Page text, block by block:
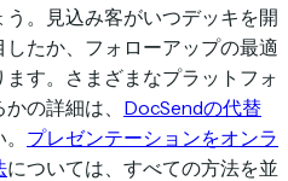
。見込み客がいつデッキを開
たか、フォローアップの最適
す。さまざまなプラットフォ
の詳細は、 DocSendの代替
プレゼンテーションをオンラ
については、すべての方法を並